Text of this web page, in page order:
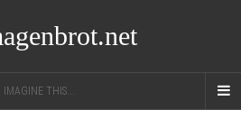
IMAGINE THIS...